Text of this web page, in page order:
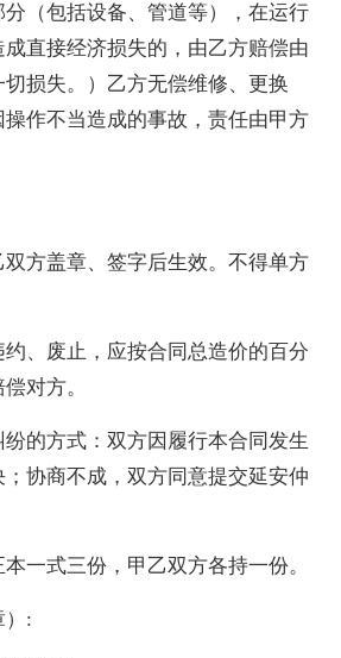
（包括设备、管道等），在运行
直接经济损失的，由乙方赔偿由
损失。）乙方无偿维修、更换
操作不当造成的事故，责任由甲方
方盖章、签字后生效。不得单方
废止，应按合同总造价的百分
对方。
方式：双方因履行本合同发生
协商不成，双方同意提交延安仲
式三份，甲乙双方各持一份。
: